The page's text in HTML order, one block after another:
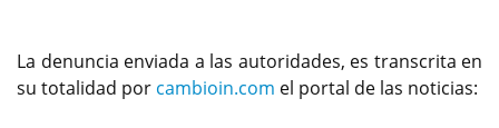
La denuncia enviada a las autoridades, es transcrita en
su totalidad por cambioin.com el portal de las noticias: